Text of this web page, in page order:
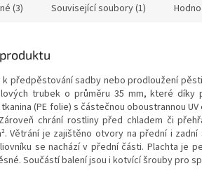
(3) Související soubory (1)
k předpěstování sadby nebo prodloužení
trubek o průměru 35 mm, které díky
(PE folie) s částečnou oboustrannou
chrání rostliny před chladem či
Větrání je zajištěno otvory na přední i
se nachází v přední části. Plachta je
Součástí balení jsou i kotvící šrouby pro